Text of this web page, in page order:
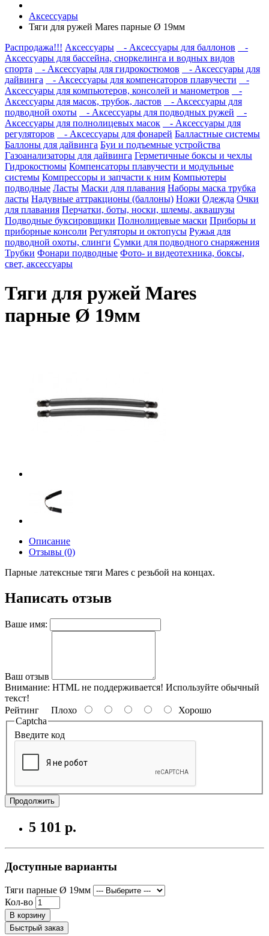
Аксессуары
Тяги для ружей Mares парные Ø 19мм
Распродажа!!! Аксессуары - Аксессуары для баллонов
-
Аксессуары для бассейна, сноркелинга и водных видов
спорта
- Аксессуары для гидрокостюмов
- Аксессуары для
дайвинга
- Аксессуары для компенсаторов плавучести
-
Аксессуары для компьютеров, консолей и манометров
-
Аксессуары для масок, трубок, ластов
- Аксессуары для
подводной охоты
- Аксессуары для подводных ружей
-
Аксессуары для полнолицевых масок
- Аксессуары для
регуляторов
- Аксессуары для фонарей Балластные системы
Баллоны для дайвинга Буи и подъемные устройства
Газоанализаторы для дайвинга Герметичные боксы и чехлы
Гидрокостюмы Компенсаторы плавучести и модульные
системы Компрессоры и запчасти к ним Компьютеры
подводные Ласты Маски для плавания Наборы маска трубка
ласты Надувные аттракционы (баллоны) Ножи Одежда Очки
для плавания Перчатки, боты, носки, шлемы, аквашузы
Подводные буксировщики Полнолицевые маски Приборы и
приборные консоли Регуляторы и октопусы Ружья для
подводной охоты, слинги Сумки для подводного снаряжения
Трубки Фонари подводные Фото- и видеотехника, боксы,
свет, аксессуары
Тяги для ружей Mares
парные Ø 19мм
Описание
Отзывы (0)
Парные латексные тяги Mares с резьбой на концах.
Написать отзыв
Ваше имя:
Ваш отзыв
Внимание: HTML не поддерживается! Используйте обычный
текст!
Рейтинг Плохо
Хорошо
Captcha
Введите код
Продолжить
5 101 р.
Доступные варианты
Тяги парные Ø 19мм
Кол-во
В корзину
Быстрый заказ